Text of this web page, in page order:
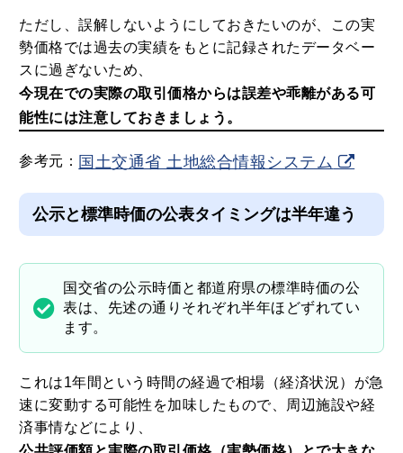
ただし、誤解しないようにしておきたいのが、この実
勢価格では過去の実績をもとに記録されたデータベー
スに過ぎないため、
今現在での実際の取引価格からは誤差や乖離がある可
能性には注意しておきましょう。
参考元： 国土交通省 土地総合情報システム
公示と標準時価の公表タイミングは半年違う
国交省の公示時価と都道府県の標準時価の公
表は、先述の通りそれぞれ半年ほどずれてい
ます。
これは1年間という時間の経過で相場（経済状況）が急
速に変動する可能性を加味したもので、周辺施設や経
済事情などにより、